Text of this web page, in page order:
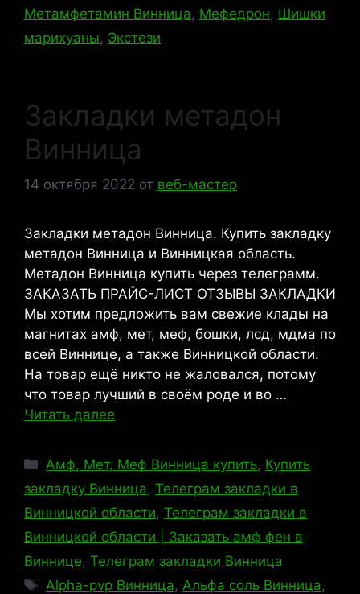
Метамфетамин Винница, Мефедрон, Шишки
марихуаны, Экстези
Закладки метадон
Винница
14 октября 2022 от веб-мастер
Закладки метадон Винница. Купить закладку
метадон Винница и Винницкая область.
Метадон Винница купить через телеграмм.
ЗАКАЗАТЬ ПРАЙС-ЛИСТ ОТЗЫВЫ ЗАКЛАДКИ
Мы хотим предложить вам свежие клады на
магнитах амф, мет, меф, бошки, лсд, мдма по
всей Виннице, а также Винницкой области.
На товар ещё никто не жаловался, потому
что товар лучший в своём роде и во …
Читать далее
Рубрики
Амф, Мет, Меф Винница купить, Купить
закладку Винница, Телеграм закладки в
Винницкой области, Телеграм закладки в
Винницкой области | Заказать амф фен в
Виннице, Телеграм закладки Винница
Метки
Alpha-pvp Винница,Альфа соль Винница,